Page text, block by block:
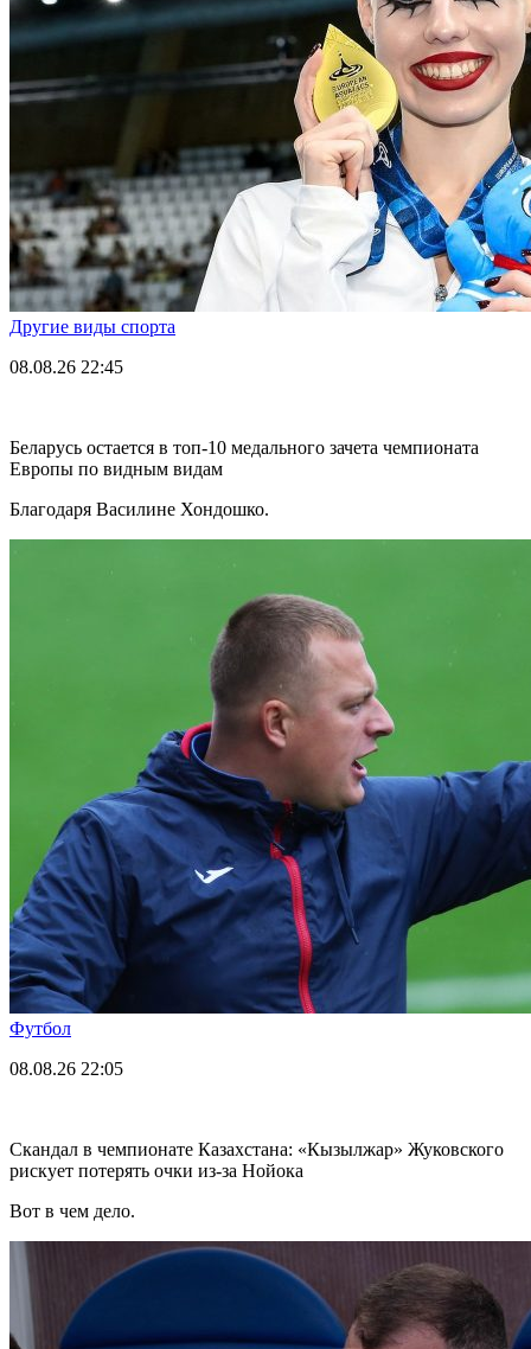
Другие виды спорта
08.08.26 22:45
Беларусь остается в топ-10 медального зачета чемпионата
Европы по видным видам
Благодаря Василине Хондошко.
Футбол
08.08.26 22:05
Скандал в чемпионате Казахстана: «Кызылжар» Жуковского
рискует потерять очки из-за Нойока
Вот в чем дело.